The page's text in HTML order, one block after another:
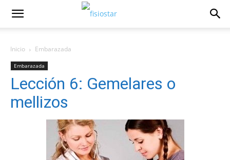
Inicio Embarazada
Embarazada
Lección 6: Gemelares o
mellizos